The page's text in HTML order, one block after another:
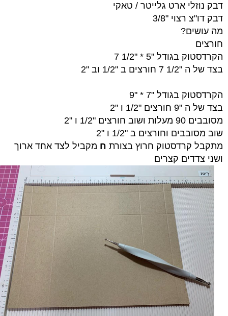
דבק נוזלי ארט גלייטר / טאקי
דבק דו"צ רצוי "3/8
מה עושים?
חורצים
הקרדסטוק בגודל "5 * "1/2 7
בצד של ה "1/2 7 חורצים ב "1/2 וב "2
הקרדסטוק בגודל "7 * "9
בצד של ה "9 חורצים "1/2 ו "2
מסובבים 90 מעלות ושוב חורצים "1/2 ו "2
שוב מסובבים וחורצים ב "1/2 ו "2
מתקבל קרדסטוק חרוץ בצורת ח מקביל לצד אחד ארוך
ושני צדדים קצרים